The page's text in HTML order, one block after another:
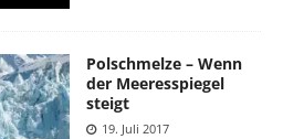
Polschmelze – Wenn
der Meeresspiegel
steigt
19. Juli 2017